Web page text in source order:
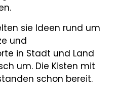
sie Ideen rund um
und
in Stadt und Land
um. Die Kisten mit
standen schon bereit.